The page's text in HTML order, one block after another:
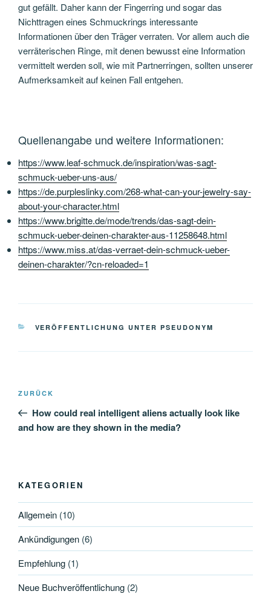
gut gefällt. Daher kann der Fingerring und sogar das
Nichttragen eines Schmuckrings interessante
Informationen über den Träger verraten. Vor allem auch die
verräterischen Ringe, mit denen bewusst eine Information
vermittelt werden soll, wie mit Partnerringen, sollten unserer
Aufmerksamkeit auf keinen Fall entgehen.
Quellenangabe und weitere Informationen:
https://www.leaf-schmuck.de/inspiration/was-sagt-
schmuck-ueber-uns-aus/
https://de.purpleslinky.com/268-what-can-your-jewelry-say-
about-your-character.html
https://www.brigitte.de/mode/trends/das-sagt-dein-
schmuck-ueber-deinen-charakter-aus-11258648.html
https://www.miss.at/das-verraet-dein-schmuck-ueber-
deinen-charakter/?cn-reloaded=1
KATEGORIEN
VERÖFFENTLICHUNG UNTER PSEUDONYM
Beitragsnavigation
Vorheriger
Beitrag
ZURÜCK
How could real intelligent aliens actually look like
and how are they shown in the media?
KATEGORIEN
Allgemein (10)
Ankündigungen (6)
Empfehlung (1)
Neue Buchveröffentlichung (2)